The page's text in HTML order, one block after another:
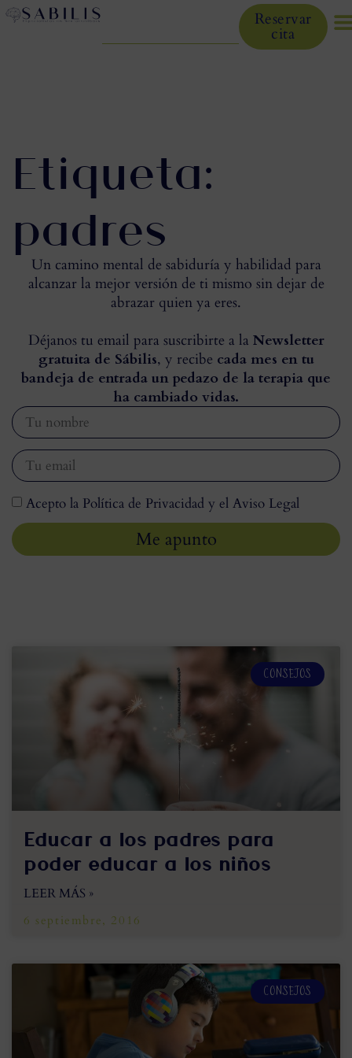
Reservar
cita
Etiqueta:
padres
Un camino mental de sabiduría y habilidad para
alcanzar la mejor versión de ti mismo sin dejar de
abrazar quien ya eres.
Déjanos tu email para suscribirte a la Newsletter
gratuita de Sábilis, y recibe cada mes en tu
bandeja de entrada un pedazo de la terapia que
ha cambiado vidas.
Acepto la Política de Privacidad y el Aviso Legal
Me apunto
CONSEJOS
Educar a los padres para
poder educar a los niños
LEER MÁS »
6 septiembre, 2016
CONSEJOS